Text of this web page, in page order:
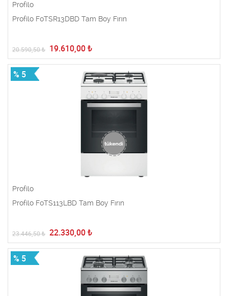
Profilo
Profilo F0TSR13DBD Tam Boy Fırın
20.590,50₺ 19.610,00 ₺
% 5
Profilo
Profilo F0TS113LBD Tam Boy Fırın
23.446,50₺ 22.330,00 ₺
% 5